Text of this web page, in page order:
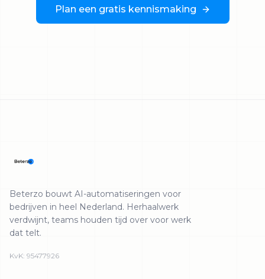
Plan een gratis kennismaking
Beterzo bouwt AI-automatiseringen voor
bedrijven in heel Nederland. Herhaalwerk
verdwijnt, teams houden tijd over voor werk
dat telt.
KvK: 95477926